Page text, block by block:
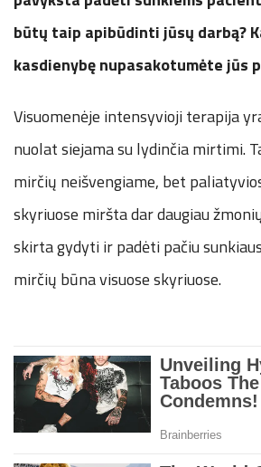
būtų taip apibūdinti jūsų darbą?
kasdienybę nupasakotumėte jūs
Visuomenėje intensyvioji terapija
nuolat siejama su lydinčia mirtimi.
mirčių neišvengiame, bet
skyriuose miršta dar daugiau
skirta gydyti ir padėti pačiu
mirčių būna visuose skyriuose.